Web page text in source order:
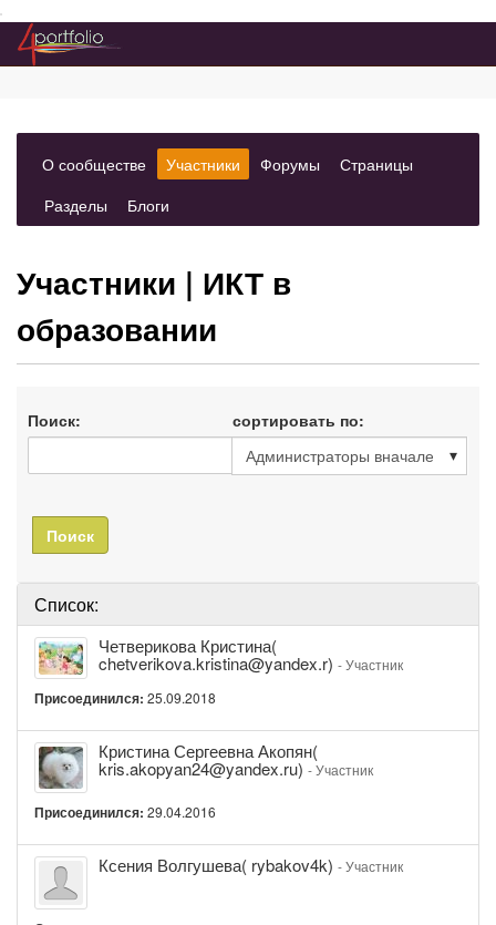
Преейти на главное меню
О сообществе(вкладка)
Участники (вкладка
Форумы (вкладка)
Страницы
Разделы (вкладка)
Блоги
Участники | ИКТ в
образовании
Поиск: сортировать по:
Поиск
Список:
Четверикова
Кристина(
chetverikova.kristina@yandex.r)
Четверикова Кристина(
chetverikova.kristina@yandex.r) - Участник
Присоединился: 25.09.2018
Кристина
Сергеевна
Акопян(
kris.akopyan24@yandex.ru)
Кристина Сергеевна Акопян(
kris.akopyan24@yandex.ru) - Участник
Присоединился: 29.04.2016
Ксения
Волгушева(
rybakov4k)
Ксения Волгушева( rybakov4k) - Участник